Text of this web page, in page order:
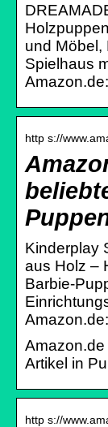
und Möbel,
Spielhaus
http s://
Kinderplay
aus Holz –
Barbie-
Artikel in
http s://